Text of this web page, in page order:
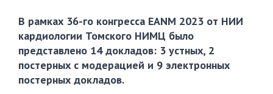
В рамках 36-го конгресса EANM 2023 от НИИ
кардиологии Томского НИМЦ было
представлено 14 докладов: 3 устных, 2
постерных с модерацией и 9 электронных
постерных докладов.